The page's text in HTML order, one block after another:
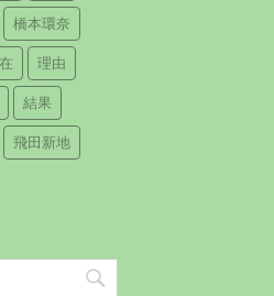
橋本環奈
理由
結果
飛田新地